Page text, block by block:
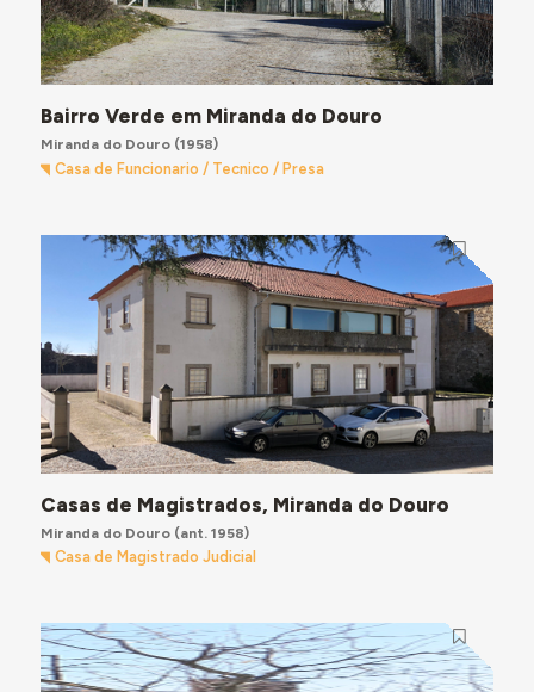
Bairro Verde em Miranda do Douro
Miranda do Douro(1958)
Casa de Funcionario / Tecnico / Presa
Casas de Magistrados, Miranda do Douro
Miranda do Douro(ant. 1958)
Casa de Magistrado Judicial